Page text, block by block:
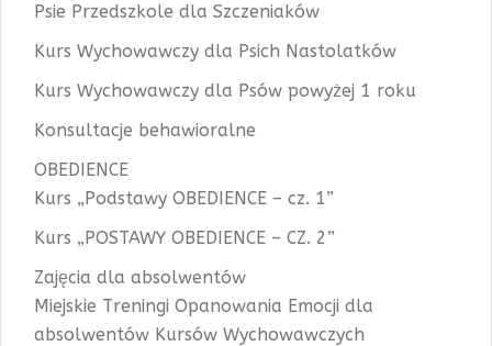
Psie Przedszkole dla Szczeniaków
Kurs Wychowawczy dla Psich Nastolatków
Kurs Wychowawczy dla Psów powyżej 1 roku
Konsultacje behawioralne
OBEDIENCE
Kurs „Podstawy OBEDIENCE – cz. 1”
Kurs „POSTAWY OBEDIENCE – CZ. 2”
Zajęcia dla absolwentów
Miejskie Treningi Opanowania Emocji dla
absolwentów Kursów Wychowawczych